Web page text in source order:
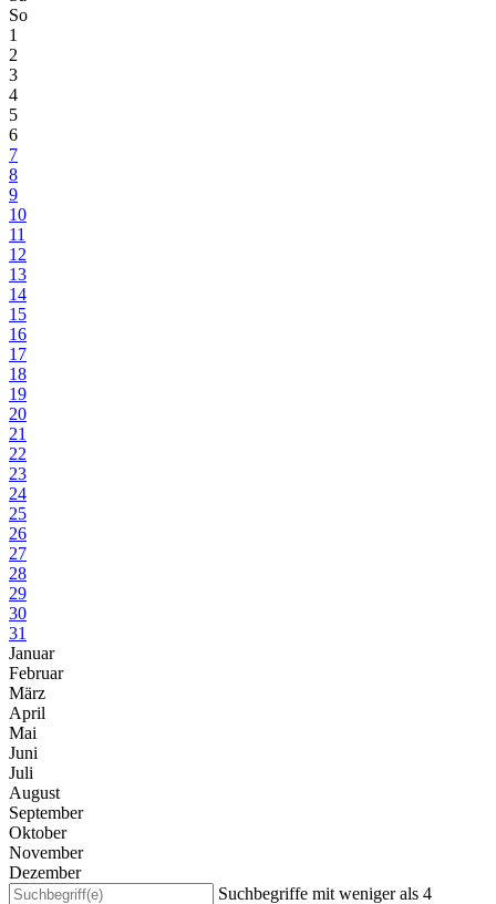
So
1
2
3
4
5
6
7
8
9
10
11
12
13
14
15
16
17
18
19
20
21
22
23
24
25
26
27
28
29
30
31
Januar
Februar
März
April
Mai
Juni
Juli
August
September
Oktober
November
Dezember
Suchbegriffe mit weniger als 4